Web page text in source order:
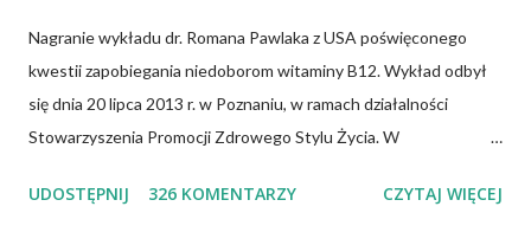
Nagranie wykładu dr. Romana Pawlaka z USA poświęconego
kwestii zapobiegania niedoborom witaminy B12. Wykład odbył
się dnia 20 lipca 2013 r. w Poznaniu, w ramach działalności
Stowarzyszenia Promocji Zdrowego Stylu Życia. W
posiadamy odnośnie witaminy B12 w świetle aktualnych
UDOSTĘPNIJ 326 KOMENTARZY CZYTAJ WIĘCEJ